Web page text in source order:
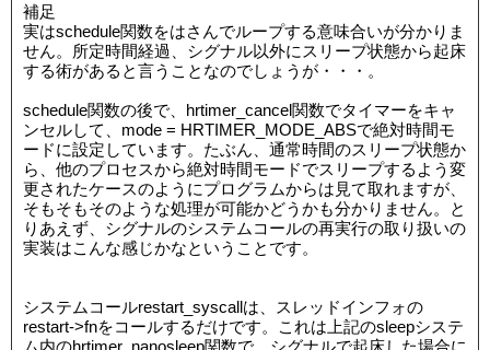
補足
実はschedule関数をはさんでループする意味合いが分かりま
せん。所定時間経過、シグナル以外にスリープ状態から起床
する術があると言うことなのでしょうが・・・。
schedule関数の後で、hrtimer_cancel関数でタイマーをキャ
ンセルして、mode = HRTIMER_MODE_ABSで絶対時間モ
ードに設定しています。たぶん、通常時間のスリープ状態か
ら、他のプロセスから絶対時間モードでスリープするよう変
更されたケースのようにプログラムからは見て取れますが、
そもそもそのような処理が可能かどうかも分かりません。と
りあえず、シグナルのシステムコールの再実行の取り扱いの
実装はこんな感じかなということです。
システムコールrestart_syscallは、スレッドインフォの
restart->fnをコールするだけです。これは上記のsleepシステ
ム内のhrtimer_nanosleep関数で、シグナルで起床した場合に